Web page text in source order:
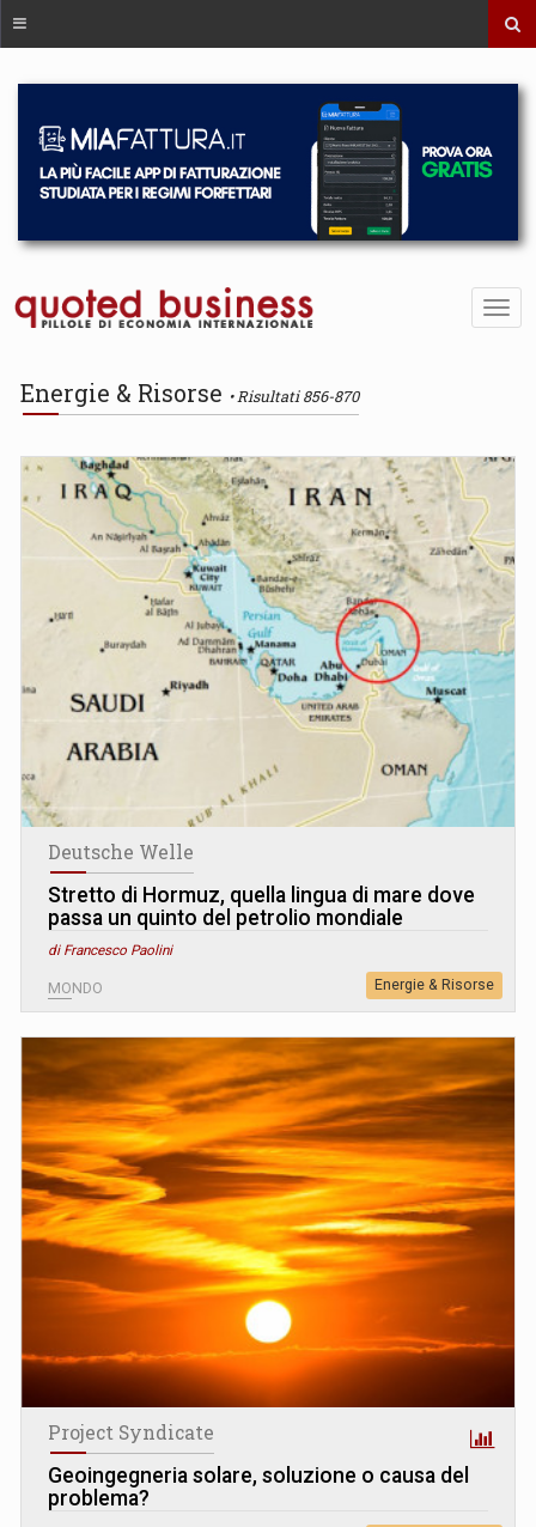
Energie & Risorse Risultati 856-870
Deutsche Welle
Stretto di Hormuz, quella lingua di mare dove
passa un quinto del petrolio mondiale
di Francesco Paolini
MONDO Energie & Risorse
Project Syndicate
Geoingegneria solare, soluzione o causa del
problema?